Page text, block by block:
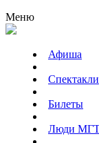
Меню
Афиша
Спектакли
Билеты
Люди